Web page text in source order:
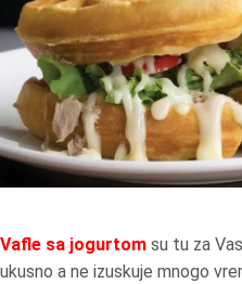
Vafle sa jogurtom su tu za
ukusno a ne izuskuje mnogo